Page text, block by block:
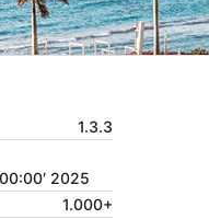
1.3.3
2025
1.000+